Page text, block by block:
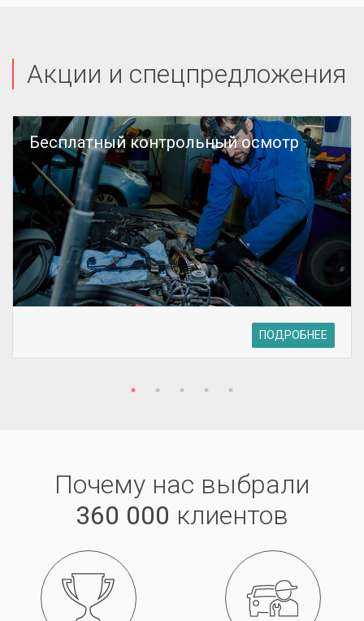
Акции и спецпредложения
Бесплатный контрольный осмотр
ПОДРОБНЕЕ
Почему нас выбрали
360 000 клиентов